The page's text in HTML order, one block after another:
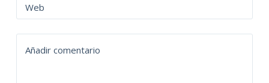
Web
Añadir comentario
a
t